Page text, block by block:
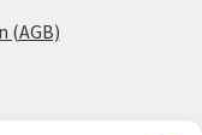
(AGB)